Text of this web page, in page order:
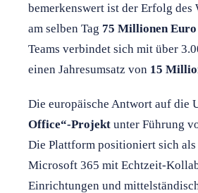
bemerkenswert ist der Erfolg des
am selben Tag 75 Millionen Euro
Teams verbindet sich mit über
einen Jahresumsatz von 15
Die europäische Antwort auf die
Office“-Projekt unter Führung
Die Plattform positioniert sich
Microsoft 365 mit Echtzeit-
Einrichtungen und